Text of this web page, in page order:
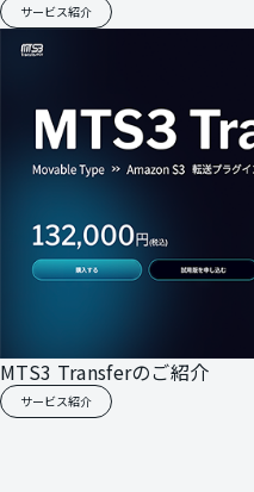
サービス紹介
MTS3 Transferのご紹介
サービス紹介